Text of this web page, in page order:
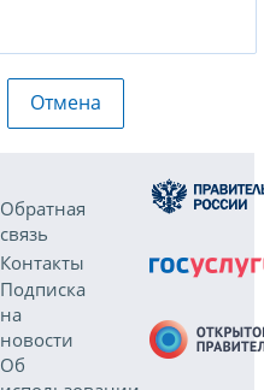
Отмена
Обратная
связь
Контакты
Подписка
на
новости
Об